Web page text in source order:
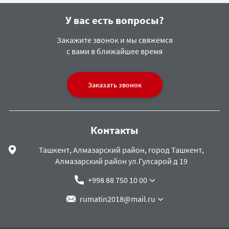
У вас есть вопросы?
Закажите звонок и мы свяжемся
с вами в ближайшее время
Заказать звонок
Контакты
Ташкент, Алмазарский район, город Ташкент,
Алмазарский район ул.Гулсарой д 19
+998 88 750 10 00
rumatin2018@mail.ru